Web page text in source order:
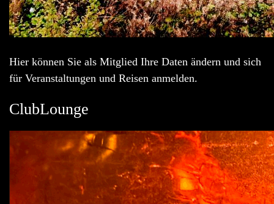
Hier können Sie als Mitglied Ihre Daten ändern und sich
für Veranstaltungen und Reisen anmelden.
ClubLounge